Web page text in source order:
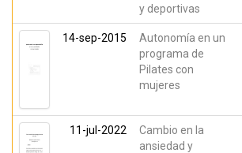
y deportivas
14-sep-2015
Autonomía en un
programa de
Pilates con
mujeres
11-jul-2022
Cambio en la
ansiedad y